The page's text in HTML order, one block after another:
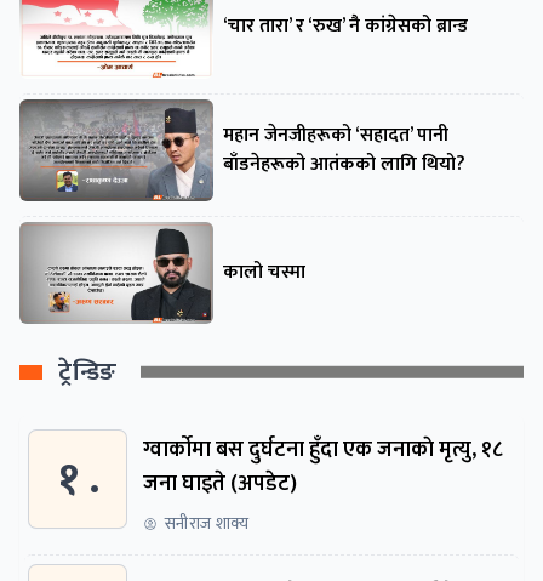
‘चार तारा’ र ‘रुख’ नै कांग्रेसको ब्रान्ड
महान जेनजीहरूको ‘सहादत’ पानी
बाँडनेहरूको आतंकको लागि थियो?
कालो चस्मा
ट्रेन्डिङ
१ .
ग्वार्काेमा बस दुर्घटना हुँदा एक जनाकाे मृत्यु, १८
जना घाइते (अपडेट)
सनीराज शाक्य